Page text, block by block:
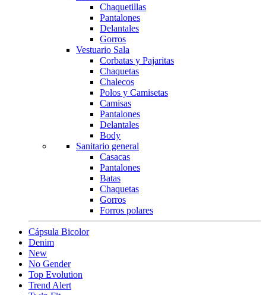
Chaquetillas
Pantalones
Delantales
Gorros
Vestuario Sala
Corbatas y Pajaritas
Chaquetas
Chalecos
Polos y Camisetas
Camisas
Pantalones
Delantales
Body
Sanitario general
Casacas
Pantalones
Batas
Chaquetas
Gorros
Forros polares
Cápsula Bicolor
Denim
New
No Gender
Top Evolution
Trend Alert